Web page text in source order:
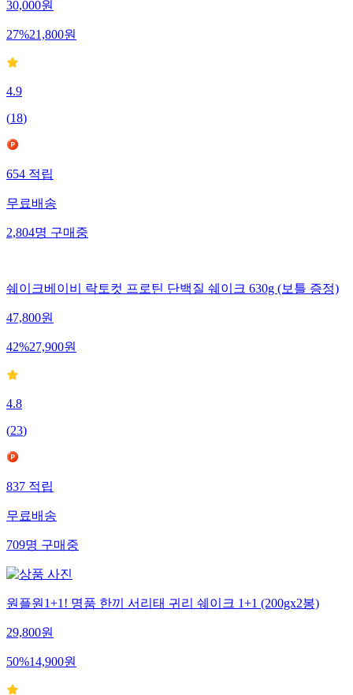
30,000원
27%21,800원
4.9
(18)
654적립
무료배송
2,804명구매중
쉐이크베이비 락토컷 프로틴 단백질 쉐이크 630g (보틀 증정)
47,800원
42%27,900원
4.8
(23)
837적립
무료배송
709명구매중
원플원1+1! 명품 한끼 서리태 귀리 쉐이크 1+1 (200gx2봉)
29,800원
50%14,900원